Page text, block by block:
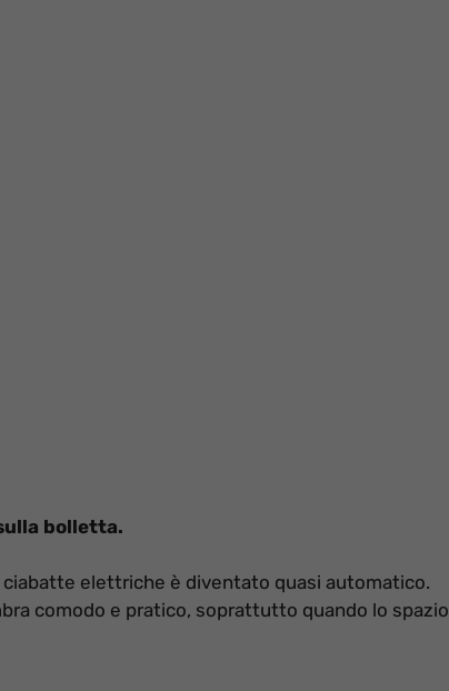
bolletta.
elettriche è diventato quasi automatico.
comodo e pratico, soprattutto quando lo spazio